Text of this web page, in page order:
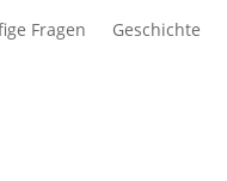
Fragen Geschichte